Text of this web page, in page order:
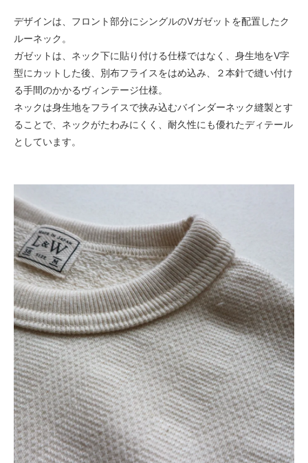
デザインは、フロント部分にシングルのVガゼットを配置したク
ルーネック。
ガゼットは、ネック下に貼り付ける仕様ではなく、身生地をV字
型にカットした後、別布フライスをはめ込み、２本針で縫い付け
る手間のかかるヴィンテージ仕様。
ネックは身生地をフライスで挟み込むバインダーネック縫製とす
ることで、ネックがたわみにくく、耐久性にも優れたディテール
としています。